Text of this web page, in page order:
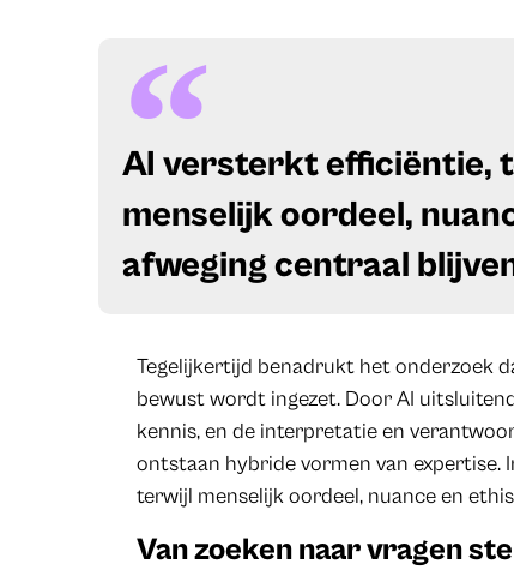
AI versterkt efficiëntie,
menselijk oordeel,
afweging centraal
Tegelijkertijd benadrukt het onderzoek
bewust wordt ingezet. Door AI
kennis, en de interpretatie en
ontstaan hybride vormen van expertise.
terwijl menselijk oordeel, nuance en
Van zoeken naar vragen